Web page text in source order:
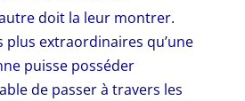
doit la leur montrer.
plus extraordinaires qu’une
puisse posséder
de passer à travers les